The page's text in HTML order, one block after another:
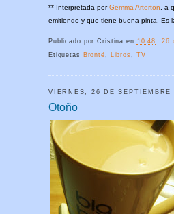
** Interpretada porGemma Arterton , a
emitiendo y que tiene buena pinta. Es
Publicado porCristina en 10:48
26
Etiquetas Brontë Libros TV
VIERNES, 26 DE SEPTIEMBRE
Otoño